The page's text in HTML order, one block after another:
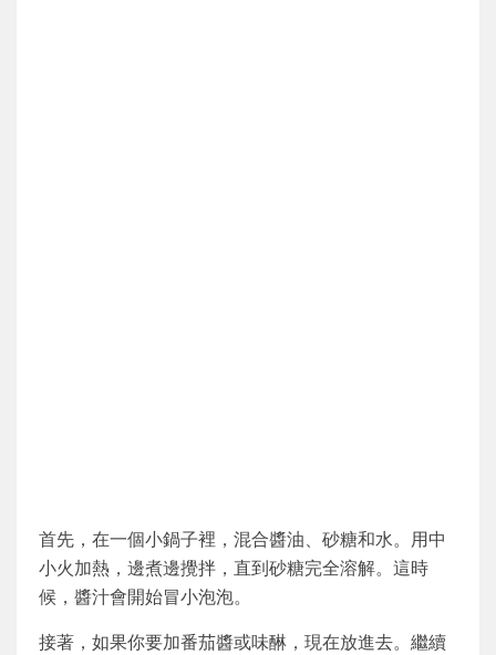
首先，在一個小鍋子裡，混合醬油、砂糖和水。用中
小火加熱，邊煮邊攪拌，直到砂糖完全溶解。這時
候，醬汁會開始冒小泡泡。
接著，如果你要加番茄醬或味醂，現在放進去。繼續